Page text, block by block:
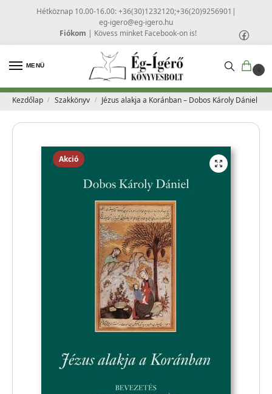
Hétköznap 10.00-16.00: +36(30)1232120;+36(20)9256901 |
eg-igero@eg-igero.hu
Fiókom | Kövess minket Facebook-on is!
MENÜ
0
Kezdőlap / Szakkönyv / Jézus alakja a Koránban – Dobos Károly Dániel
Akció